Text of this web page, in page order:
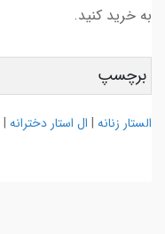
به خرید کنید.
برچسپ
الستار زنانه | ال استار دخترانه |